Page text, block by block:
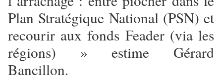
Plan Stratégique National (PSN) et
recourir aux fonds Feader (via les
régions) » estime Gérard
Bancillon.